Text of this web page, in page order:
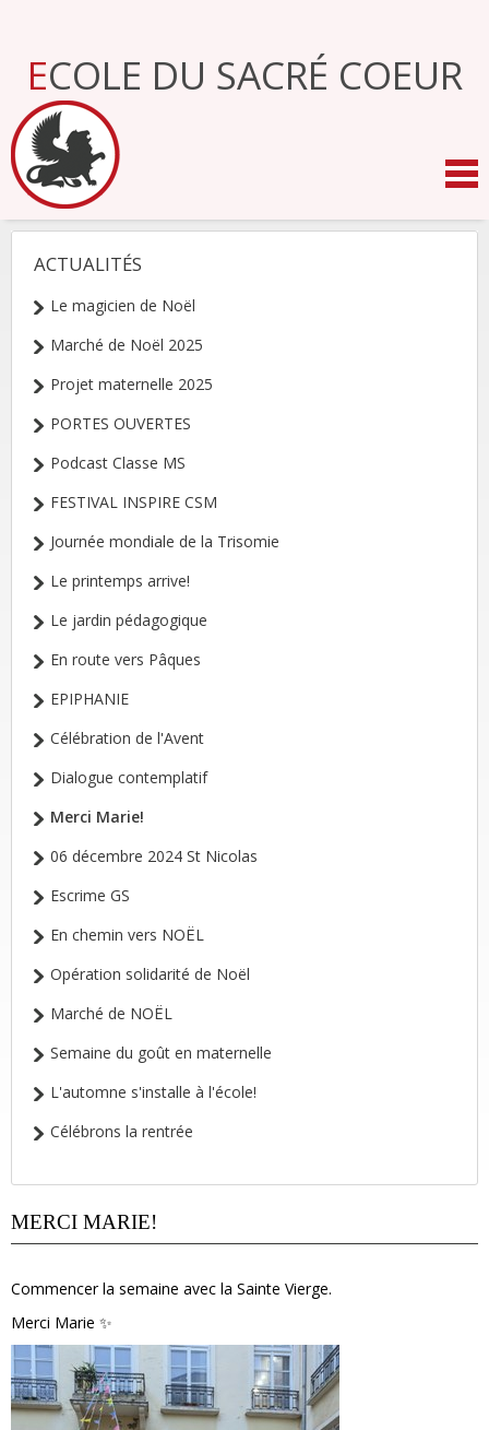
navigation
ECOLE DU SACRÉ COEUR
NAVIGATION
ACTUALITÉS
Le magicien de Noël
Marché de Noël 2025
Projet maternelle 2025
PORTES OUVERTES
Podcast Classe MS
FESTIVAL INSPIRE CSM
Journée mondiale de la Trisomie
Le printemps arrive!
Le jardin pédagogique
En route vers Pâques
EPIPHANIE
Célébration de l'Avent
Dialogue contemplatif
Merci Marie!
06 décembre 2024 St Nicolas
Escrime GS
En chemin vers NOËL
Opération solidarité de Noël
Marché de NOËL
Semaine du goût en maternelle
L'automne s'installe à l'école!
Célébrons la rentrée
MERCI MARIE!
Commencer la semaine avec la Sainte Vierge.
Merci Marie ✨